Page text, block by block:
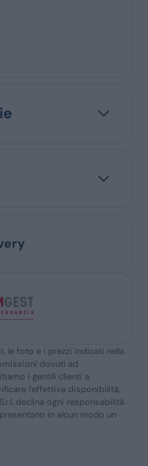
le foto e i prezzi indicati nella
dovuti ad
i gentili clienti a
l’effettiva disponibilità,
declina ogni responsabilità
in alcun modo un